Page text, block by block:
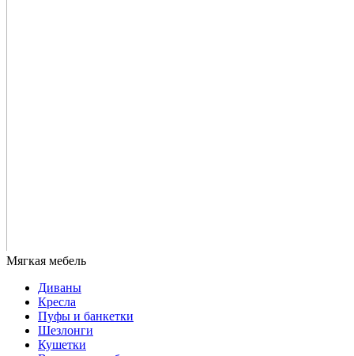
Диваны
Кресла
Пуфы и банкетки
Шезлонги
Кушетки